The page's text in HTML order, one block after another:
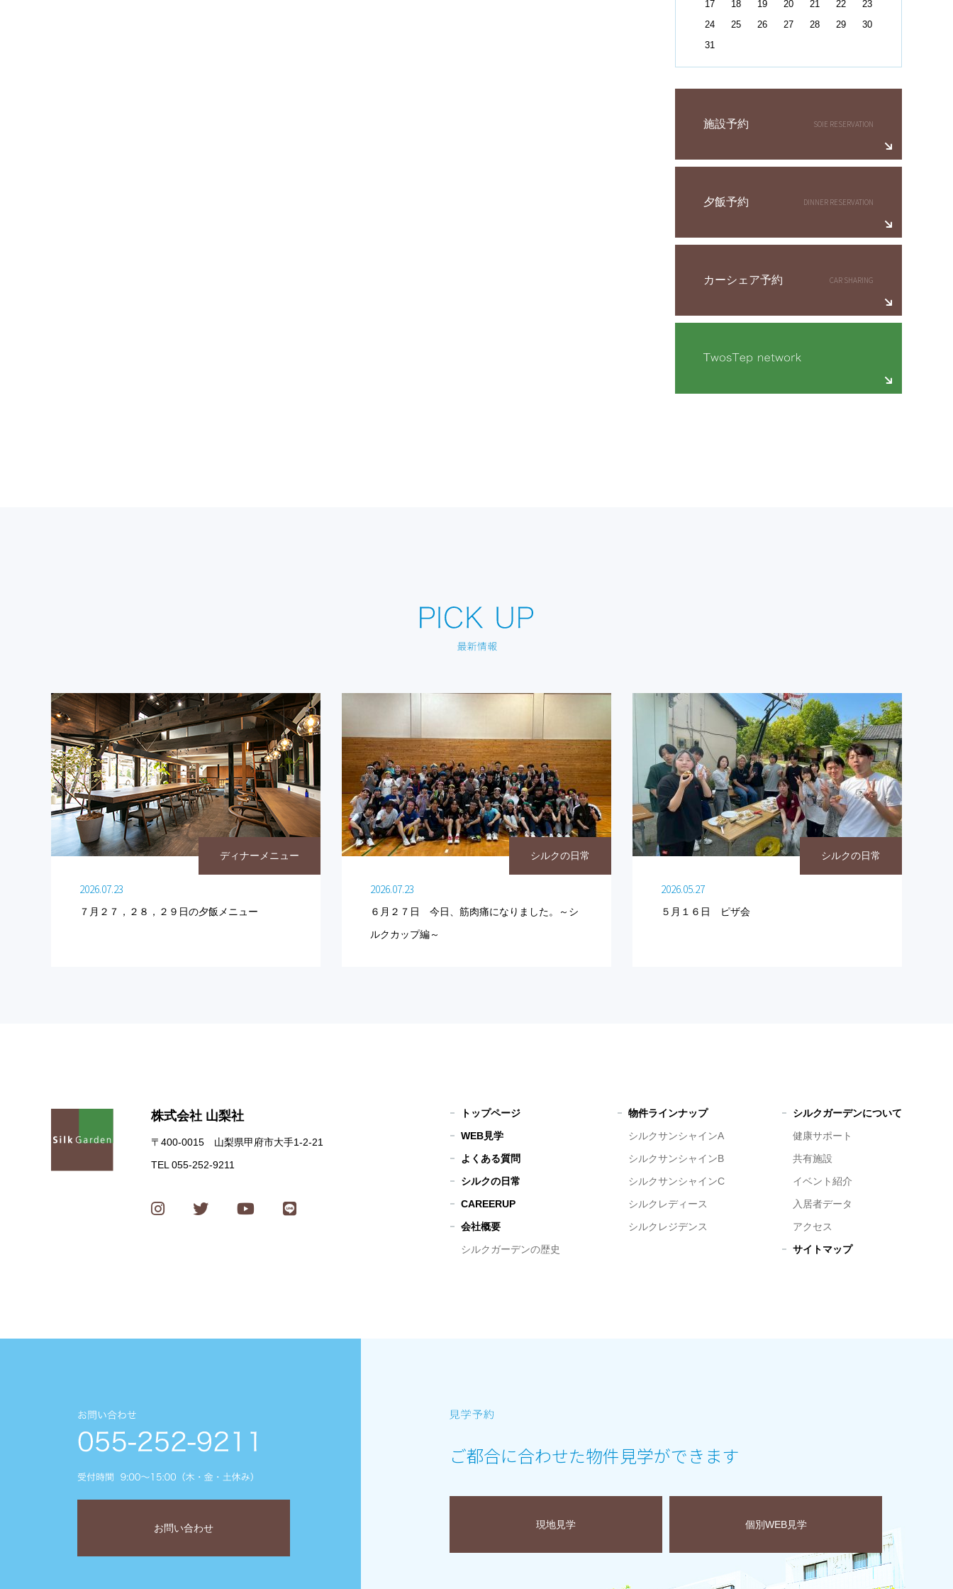
17 18 19 20 21 22
23
24
25 26 27 28 29
30
31
施設予約
夕飯予約
カーシェア予約
ディナーメニュー
2026.07.23
７月２７，２８，２９日の夕飯メニュー
シルクの日常
2026.07.23
６月２７日 今日、筋肉痛になりました。～シ
ルクカップ編～
シルクの日常
2026.05.27
５月１６日 ピザ会
株式会社 山梨社
〒400-0015 山梨県甲府市大手1-2-21
TEL 055-252-9211
トップページ
WEB見学
よくある質問
シルクの日常
CAREERUP
会社概要
シルクガーデンの歴史
物件ラインナップ
シルクサンシャインA
シルクサンシャインB
シルクサンシャインC
シルクレディース
シルクレジデンス
シルクガーデンについて
健康サポート
共有施設
イベント紹介
入居者データ
アクセス
サイトマップ
お問い合わせ
ご都合に合わせた物件見学ができます
現地見学 個別WEB見学